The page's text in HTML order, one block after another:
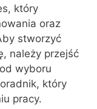
który
oraz
stworzyć
należy przejść
wyboru
który
pracy.